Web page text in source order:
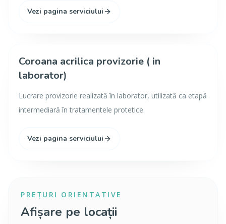
Vezi pagina serviciului
Coroana acrilica provizorie ( in
laborator)
Lucrare provizorie realizată în laborator, utilizată ca etapă
intermediară în tratamentele protetice.
Vezi pagina serviciului
PREȚURI ORIENTATIVE
Afișare pe locații